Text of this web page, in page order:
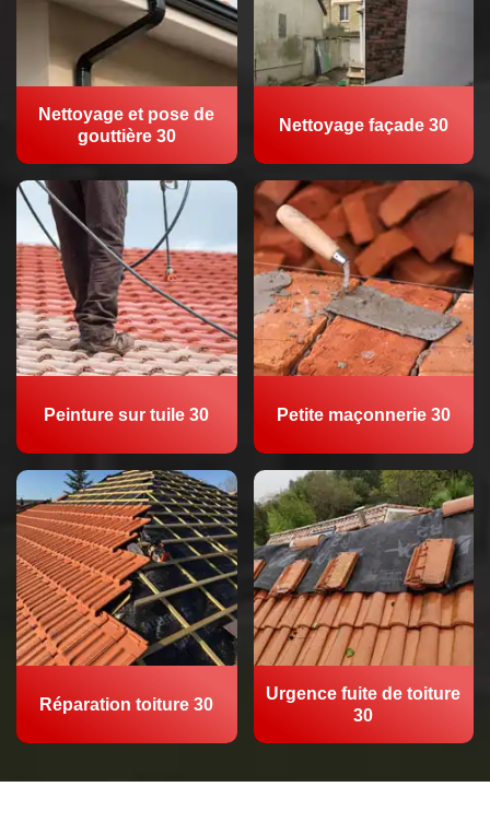
Nettoyage et pose de
gouttière 30
Nettoyage façade 30
Peinture sur tuile 30 Petite maçonnerie 30
Réparation toiture 30
Urgence fuite de toiture
30